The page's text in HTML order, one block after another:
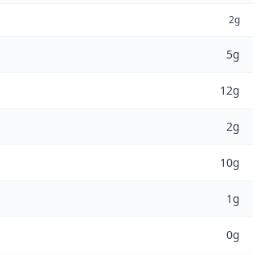
2g
5g
12g
2g
10g
1g
0g